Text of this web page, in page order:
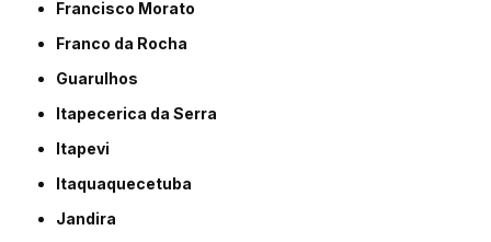
Francisco Morato
Franco da Rocha
Guarulhos
Itapecerica da Serra
Itapevi
Itaquaquecetuba
Jandira